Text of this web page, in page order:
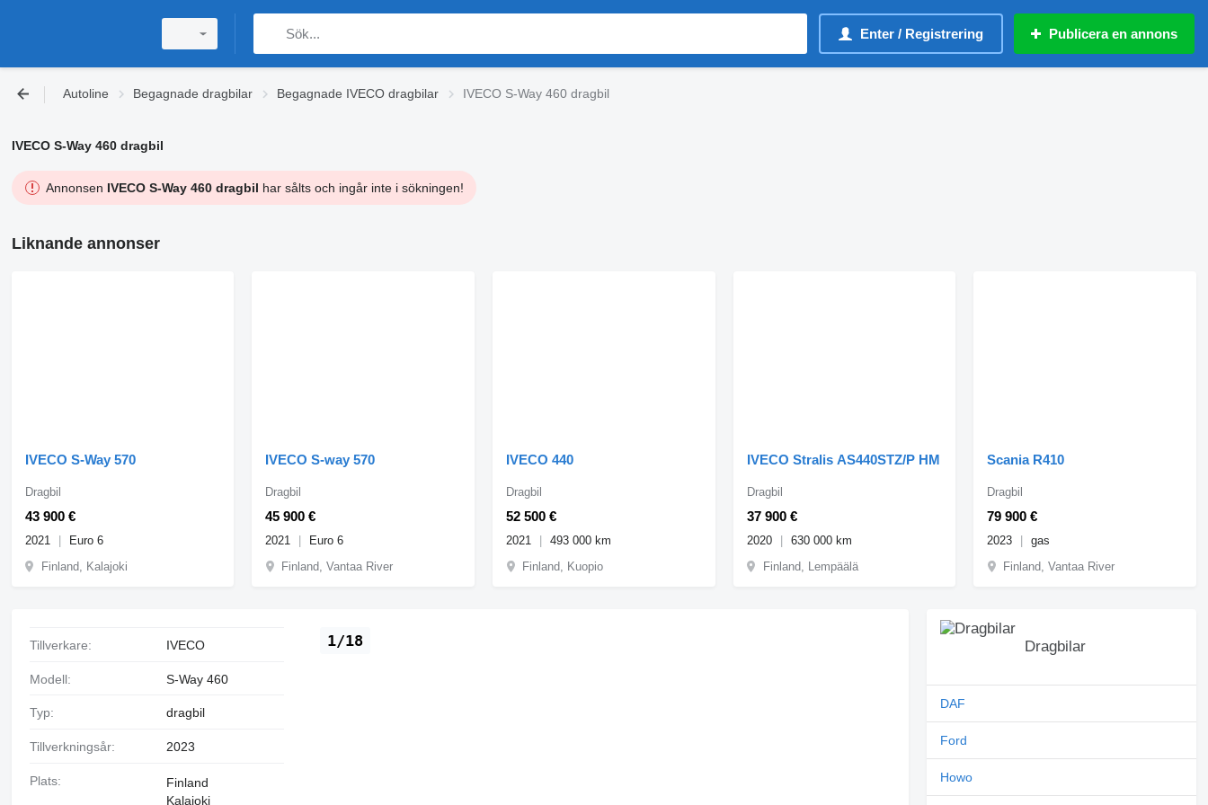
Enter / Registrering Publicera en annons
Autoline Begagnade dragbilar Begagnade IVECO dragbilar IVECO S-Way 460 dragbil
IVECO S-Way 460 dragbil
Annonsen IVECO S-Way 460 dragbil har sålts och ingår inte i sökningen!
Liknande annonser
IVECO S-Way 570
43 900 €
Dragbil
2021
Euro 6
Finland, Kalajoki
IVECO S-way 570
45 900 €
Dragbil
2021
Euro 6
Finland, Vantaa River
IVECO 440
52 500 €
Dragbil
2021
493 000 km
Finland, Kuopio
IVECO Stralis AS440STZ/P HM
37 900 €
Dragbil
2020
630 000 km
Finland, Lempäälä
Scania R410
79 900 €
Dragbil
2023
gas
Finland, Vantaa River
1/18
Tillverkare: IVECO
Modell: S-Way 460
Typ: dragbil
Tillverkningsår: 2023
Plats:
Finland
Kalajoki
Dragbilar
DAF
Ford
Howo